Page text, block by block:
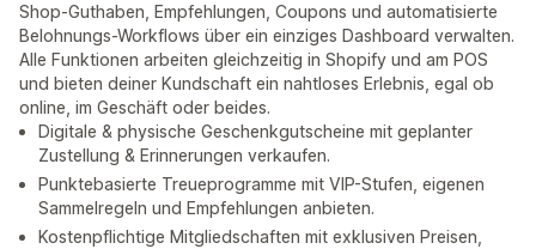
Shop-Guthaben, Empfehlungen, Coupons und automatisierte
Belohnungs-Workflows über ein einziges Dashboard verwalten.
Alle Funktionen arbeiten gleichzeitig in Shopify und am POS
und bieten deiner Kundschaft ein nahtloses Erlebnis, egal ob
online, im Geschäft oder beides.
Digitale & physische Geschenkgutscheine mit geplanter
Zustellung & Erinnerungen verkaufen.
Punktebasierte Treueprogramme mit VIP-Stufen, eigenen
Sammelregeln und Empfehlungen anbieten.
Kostenpflichtige Mitgliedschaften mit exklusiven Preisen,